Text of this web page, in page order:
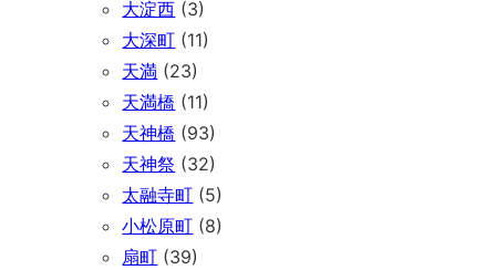
大淀西 (3)
大深町 (11)
天満 (23)
天満橋 (11)
天神橋 (93)
天神祭 (32)
太融寺町 (5)
小松原町 (8)
扇町 (39)